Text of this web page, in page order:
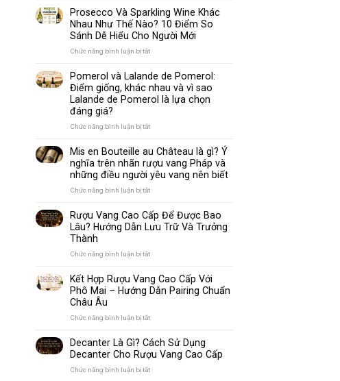
giống
nho
trắng
làm
biến
nhất
thế
Prosecco Và Sparkling Wine Khác
Nhau Như Thế Nào? 10 Điểm So
Sánh Dễ Hiểu Cho Người Mới
Chức năng bình luận bị tắtở
Và
Sparkling
Wine
Khác
10
Điểm
So
Dễ
Cho
Người
Pomerol và Lalande de Pomerol:
Điểm giống, khác nhau và vì sao
Lalande de Pomerol là lựa chọn
đáng giá?
Chức năng bình luận bị tắtở
Lalande
de
Pomerol:
nhau
và
Pomerol
là
đáng
Mis en Bouteille au Château là gì? Ý
nghĩa trên nhãn rượu vang Pháp và
những điều người yêu vang nên biết
Chức năng bình luận bị tắtở
en
Bouteille
au
nghĩa
trên
và
những
người
Rượu Vang Cao Cấp Để Được Bao
Lâu? Hướng Dẫn Lưu Trữ Và Trưởng
Thành
Chức năng bình luận bị tắtở
Vang
Cao
Cấp
Hướng
Dẫn
Kết Hợp Rượu Vang Cao Cấp Với
Phô Mai – Hướng Dẫn Pairing Chuẩn
Châu Âu
Chức năng bình luận bị tắtở
Hợp
Rượu
Vang
Cao
Decanter Là Gì? Cách Sử Dụng
Decanter Cho Rượu Vang Cao Cấp
Chức năng bình luận bị tắtở